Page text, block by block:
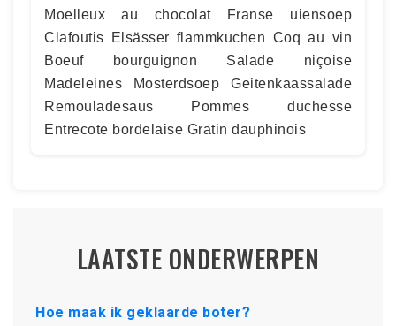
Moelleux au chocolat Franse uiensoep
Clafoutis Elsässer flammkuchen Coq au vin
Boeuf bourguignon Salade niçoise
Madeleines Mosterdsoep Geitenkaassalade
Remouladesaus Pommes duchesse
Entrecote bordelaise Gratin dauphinois
LAATSTE ONDERWERPEN
Hoe maak ik geklaarde boter?